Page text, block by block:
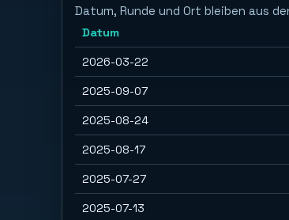
Datum, Runde und Ort bleiben aus
Datum
2026-03-22
2025-09-07
2025-08-24
2025-08-17
2025-07-27
2025-07-13